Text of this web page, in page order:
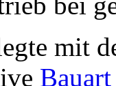
mit